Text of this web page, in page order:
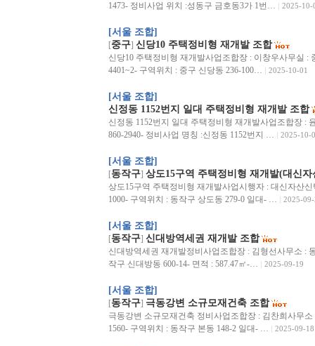
1473- 정비사업 위치 :성동구 금호동3가 1번…
2025-10-
[서울 조합]
[중구] 신당10 주택정비형 재개발 조합
신당10 주택정비형 재개발사업조합장 : 이창우사무실 :
4401~2- 구역위치 : 중구 신당동 236-100…
2025-10-01
[서울 조합]
신정동 1152번지 일대 주택정비형 재개발 조합
신정동 1152번지 일대 주택정비형 재개발사업조합장 :
860-2940- 정비사업 명칭 :신정동 1152번지 …
2025-10-
[서울 조합]
[동작구] 상도15구역 주택정비형 재개발(대신자
상도15구역 주택정비형 재개발사업시행자 : 대신자산
1000- 구역위치 : 동작구 상도동 279-0 일대- …
2025-
[서울 조합]
[동작구] 신대방역세권 재개발 조합
신대방역세권 재개발정비사업조합장 : 김형선사무소 :
작구 신대방동 600-14- 면적 : 587.47㎡-…
2025-09-19
[서울 조합]
[동작구] 극동강변 소규모재건축 조합
극동강변 소규모재건축 정비사업조합장 : 김찬희사무
1560- 구역위치 : 동작구 본동 148-2 일대- …
2025-09-18